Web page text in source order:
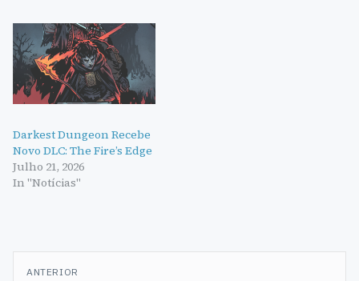
Darkest Dungeon Recebe
Novo DLC: The Fire’s Edge
Julho 21, 2026
In "Notícias"
Navegação
ANTERIOR